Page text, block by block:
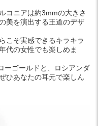
コニアは約3mmの大きさ
美を演出する王道のデザ
こそ実感できるキラキラ
代の女性でも楽しめま
ーゴールドと、ロシアンダ
ひあなたの耳元で楽しん